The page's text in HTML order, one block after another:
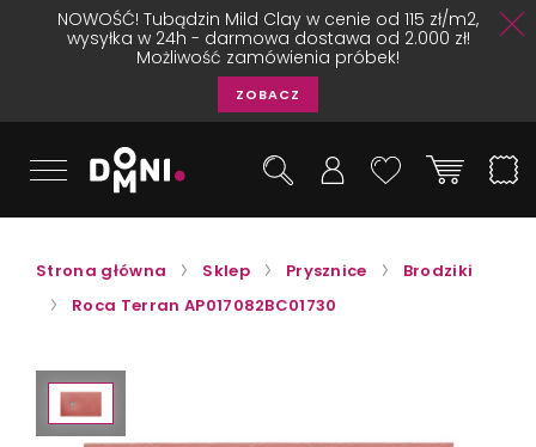
NOWOŚĆ! Tubądzin Mild Clay w cenie od 115 zł/m2,
wysyłka w 24h - darmowa dostawa od 2.000 zł!
Możliwość zamówienia próbek!
ZOBACZ
Strona główna Sklep Prysznice
Brodziki
Roca Terran AP017082BC01730